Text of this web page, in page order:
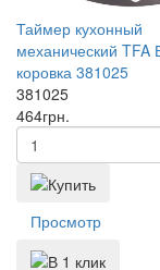
Таймер кухонный
механический TFA
коровка 381025
381025
464грн.
Просмотр